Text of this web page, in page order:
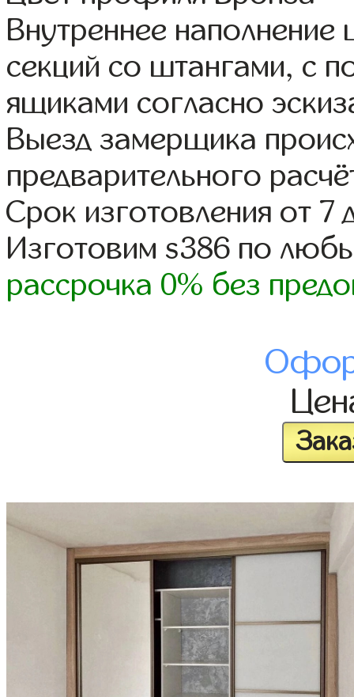
Внутреннее
секций со штангами, с
ящиками согласно
Выезд замерщика
предварительного
Срок изготовления от 7
Изготовим s386 по
рассрочка 0% без